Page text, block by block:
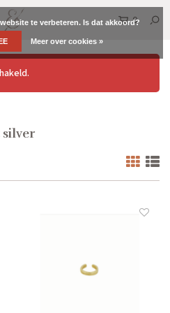
0
silver
te verbeteren. Is dat akkoord?
Meer over cookies »